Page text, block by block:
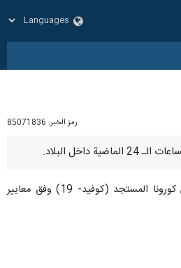
رمز الخبر: 85071836
وقالت العلاقات العامة بوزارة الصحة الايرانية في تقريرها اليومي اليوم الاحد انه خلال الـ 24 ساعة الماضية تم تسجيل 634 إصابة جديدة بفيروس كورونا المستجد (كوفيد- 19) وفق معايير